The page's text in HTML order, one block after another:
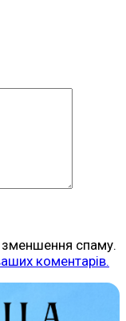
спаму.
коментарів.